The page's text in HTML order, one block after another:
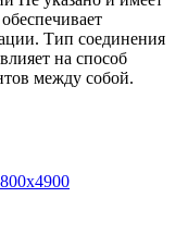
Тип соединения
на способ
между собой.